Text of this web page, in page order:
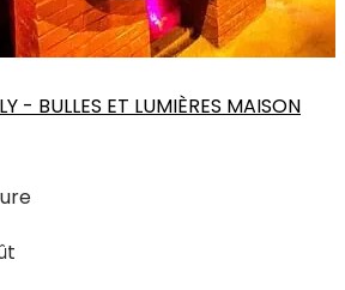
- BULLES ET LUMIÈRES MAISON